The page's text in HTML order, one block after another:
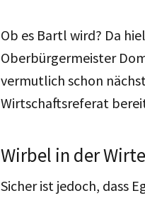
Ob es Bartl wird? Da
Oberbürgermeister
vermutlich schon
Wirtschaftsreferat
Wirbel in der
Sicher ist jedoch, dass